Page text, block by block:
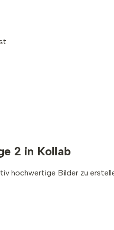
2 in Kollab
hochwertige Bilder zu